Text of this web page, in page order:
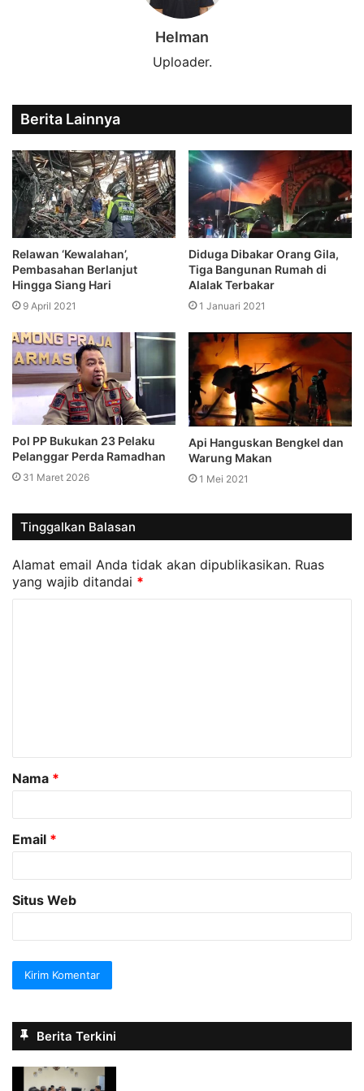
Helman
Uploader.
Berita Lainnya
Relawan ‘Kewalahan’,
Pembasahan Berlanjut
Hingga Siang Hari
9 April 2021
Diduga Dibakar Orang Gila,
Tiga Bangunan Rumah di
Alalak Terbakar
1 Januari 2021
Pol PP Bukukan 23 Pelaku
Pelanggar Perda Ramadhan
31 Maret 2026
Api Hanguskan Bengkel dan
Warung Makan
1 Mei 2021
Tinggalkan Balasan
Alamat email Anda tidak akan dipublikasikan. Ruas
yang wajib ditandai *
a
r
Nama *
Email *
Situs Web
Berita Terkini